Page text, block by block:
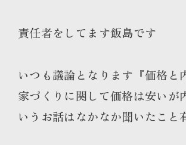
責任者をしてます飯島です
いつも議論となります『価格と
家づくりに関して価格は安いが
いうお話はなかなか聞いたこと